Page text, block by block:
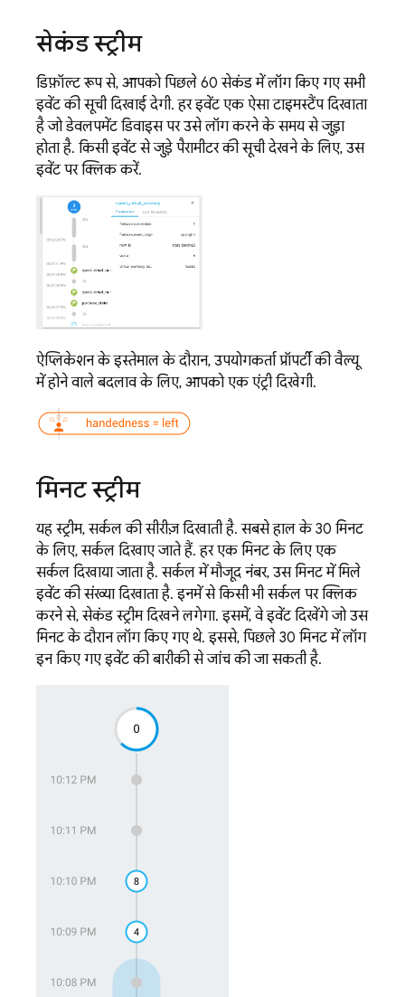
सेकंड स्ट्रीम
डिफ़ॉल्ट रूप से, आपको पिछले 60 सेकंड में लॉग किए गए सभी
इवेंट की सूची दिखाई देगी. हर इवेंट एक ऐसा टाइमस्टैंप दिखाता
है जो डेवलपमेंट डिवाइस पर उसे लॉग करने के समय से जुड़ा
होता है. किसी इवेंट से जुड़े पैरामीटर की सूची देखने के लिए, उस
इवेंट पर क्लिक करें.
ऐप्लिकेशन के इस्तेमाल के दौरान, उपयोगकर्ता प्रॉपर्टी की वैल्यू
में होने वाले बदलाव के लिए, आपको एक एंट्री दिखेगी.
मिनट स्ट्रीम
यह स्ट्रीम, सर्कल की सीरीज़ दिखाती है. सबसे हाल के 30 मिनट
के लिए, सर्कल दिखाए जाते हैं. हर एक मिनट के लिए एक
सर्कल दिखाया जाता है. सर्कल में मौजूद नंबर, उस मिनट में मिले
इवेंट की संख्या दिखाता है. इनमें से किसी भी सर्कल पर क्लिक
करने से, सेकंड स्ट्रीम दिखने लगेगा. इसमें, वे इवेंट दिखेंगे जो उस
मिनट के दौरान लॉग किए गए थे. इससे, पिछले 30 मिनट में लॉग
इन किए गए इवेंट की बारीकी से जांच की जा सकती है.